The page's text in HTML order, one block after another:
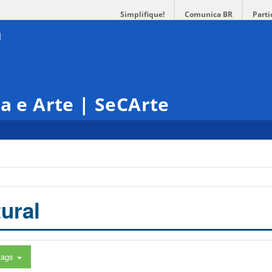
Simplifique! Comunica BR
e Arte | SeCArte